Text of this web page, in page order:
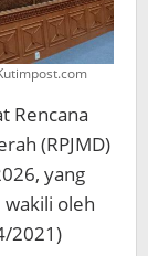
Rencana
(RPJMD)
yang
wakili oleh
2021)